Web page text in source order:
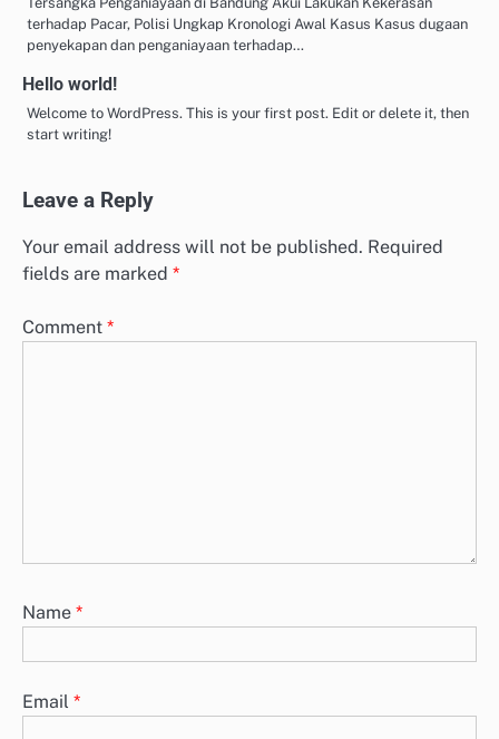
terhadap Pacar, Polisi Ungkap Kronologi Awal Kasus Kasus dugaan
penyekapan dan penganiayaan terhadap…
Hello world!
Welcome to WordPress. This is your first post. Edit or delete it, then
start writing!
Leave a Reply
Your email address will not be published. Required
fields are marked *
Comment *
Name *
Email *